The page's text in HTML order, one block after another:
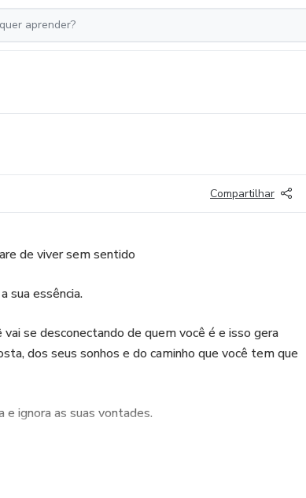
Compartilhar
de viver sem sentido
sua essência.
se desconectando de quem você é e isso gera
dos seus sonhos e do caminho que você tem que
e ignora as suas vontades.
essência você tem clareza de quem você é e entende